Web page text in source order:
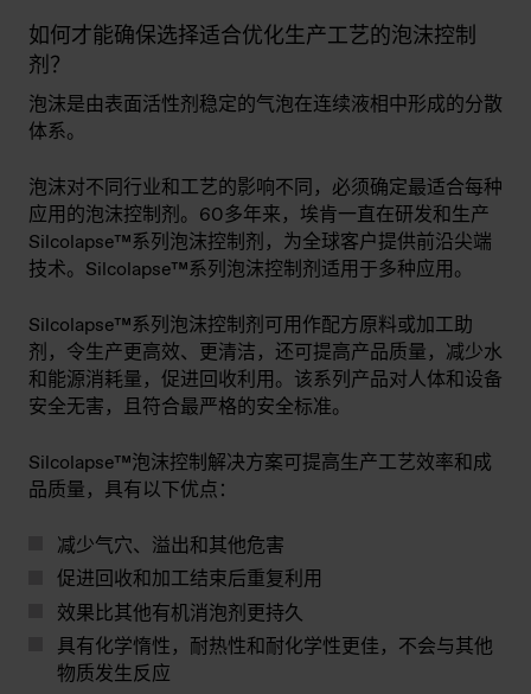
如何才能确保选择适合优化生产工艺的泡沫控制
剂？
泡沫是由表面活性剂稳定的气泡在连续液相中形成的分散
体系。
泡沫对不同行业和工艺的影响不同，必须确定最适合每种
应用的泡沫控制剂。60多年来，埃肯一直在研发和生产
Silcolapse™系列泡沫控制剂，为全球客户提供前沿尖端
技术。Silcolapse™系列泡沫控制剂适用于多种应用。
Silcolapse™系列泡沫控制剂可用作配方原料或加工助
剂，令生产更高效、更清洁，还可提高产品质量，减少水
和能源消耗量，促进回收利用。该系列产品对人体和设备
安全无害，且符合最严格的安全标准。
Silcolapse™泡沫控制解决方案可提高生产工艺效率和成
品质量，具有以下优点：
减少气穴、溢出和其他危害
促进回收和加工结束后重复利用
效果比其他有机消泡剂更持久
具有化学惰性，耐热性和耐化学性更佳，不会与其他
物质发生反应